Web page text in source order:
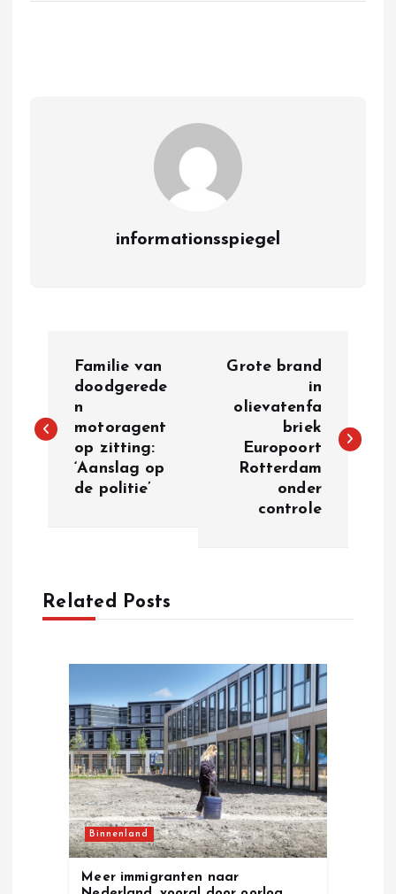
informationsspiegel
s
v
Familie van
doodgerede
n
motoragent
op zitting:
‘Aanslag op
de politie’
Grote brand
in
olievatenfa
briek
Europoort
Rotterdam
onder
controle
Related Posts
Binnenland
Meer immigranten naar